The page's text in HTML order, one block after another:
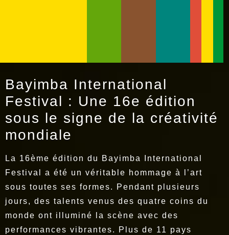
Bayimba International
Festival : Une 16e édition
sous le signe de la créativité
mondiale
La 16ème édition du Bayimba International
Festival a été un véritable hommage à l’art
sous toutes ses formes. Pendant plusieurs
jours, des talents venus des quatre coins du
monde ont illuminé la scène avec des
performances vibrantes. Plus de 11 pays